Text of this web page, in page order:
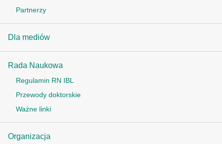
Partnerzy
Dla mediów
Rada Naukowa
Regulamin RN IBL
Przewody doktorskie
Ważne linki
Organizacja